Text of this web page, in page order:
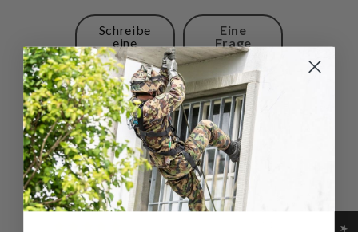
Schreibe
eine
Bewertung
Eine
Frage
stellen
Sort by
Bewertungen in anderen
Sprachen